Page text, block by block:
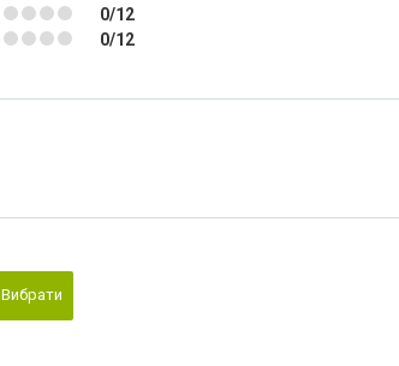
0/12
0/12
Вибрати